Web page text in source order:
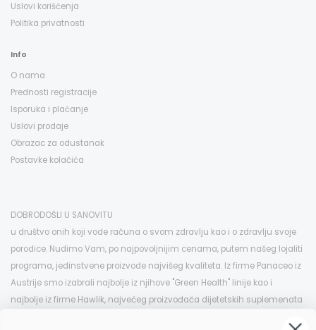
Uslovi korišćenja
Politika privatnosti
Info
O nama
Prednosti registracije
Isporuka i plaćanje
Uslovi prodaje
Obrazac za odustanak
Postavke kolačića
DOBRODOŠLI U SANOVITU
u društvo onih koji vode računa o svom zdravlju kao i o zdravlju svoje
porodice. Nudimo Vam, po najpovoljnijim cenama, putem našeg lojaliti
programa, jedinstvene proizvode najvišeg kvaliteta. Iz firme Panaceo iz
Austrije smo izabrali najbolje iz njihove "Green Health" linije kao i
najbolje iz firme Hawlik, najvećeg proizvođača dijetetskih suplemenata